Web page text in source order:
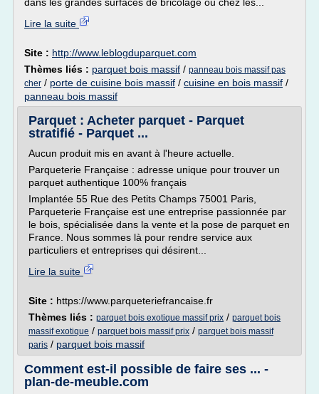
Lire la suite
Site : http://www.leblogduparquet.com
Thèmes liés : parquet bois massif / panneau bois massif pas
cher / porte de cuisine bois massif / cuisine en bois massif /
panneau bois massif
Parquet : Acheter parquet - Parquet
stratifié - Parquet ...
Aucun produit mis en avant à l'heure actuelle.
Parqueterie Française : adresse unique pour trouver un
parquet authentique 100% français
Implantée 55 Rue des Petits Champs 75001 Paris,
Parqueterie Française est une entreprise passionnée par
le bois, spécialisée dans la vente et la pose de parquet en
France. Nous sommes là pour rendre service aux
particuliers et entreprises qui désirent...
Lire la suite
Site : https://www.parqueteriefrancaise.fr
Thèmes liés : parquet bois exotique massif prix / parquet bois
massif exotique / parquet bois massif prix / parquet bois massif
paris / parquet bois massif
Comment est-il possible de faire ses ... -
plan-de-meuble.com